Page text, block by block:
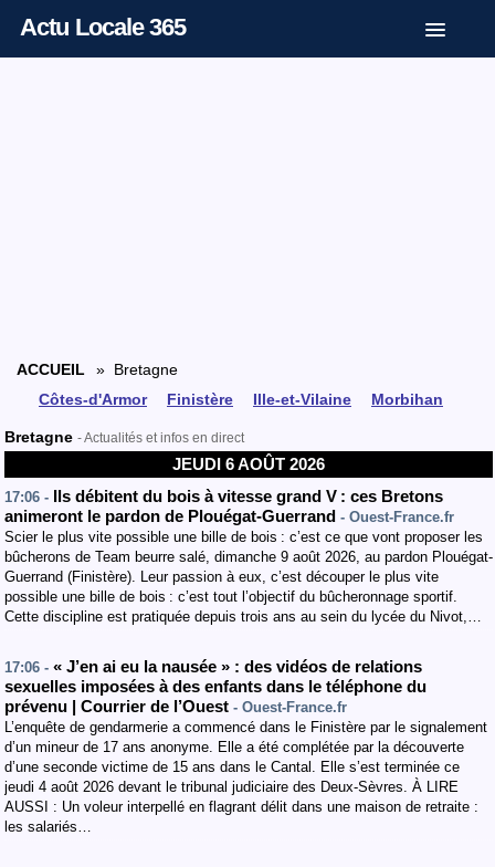
Actu Locale 365
ACCUEIL
» Bretagne
Côtes-d'Armor
Finistère Ille-et-Vilaine Morbihan
Bretagne - Actualités et infos en direct
JEUDI 6 AOÛT 2026
17:06 -
Ils débitent du bois à vitesse grand V : ces Bretons
animeront le pardon de Plouégat-Guerrand - Ouest-France.fr
Scier le plus vite possible une bille de bois : c’est ce que vont proposer les
bûcherons de Team beurre salé, dimanche 9 août 2026, au pardon Plouégat-
Guerrand (Finistère). Leur passion à eux, c’est découper le plus vite
possible une bille de bois : c’est tout l’objectif du bûcheronnage sportif.
Cette discipline est pratiquée depuis trois ans au sein du lycée du Nivot,…
17:06 - « J’en ai eu la nausée » : des vidéos de relations
sexuelles imposées à des enfants dans le téléphone du
prévenu | Courrier de l’Ouest - Ouest-France.fr
L’enquête de gendarmerie a commencé dans le Finistère par le signalement
d’un mineur de 17 ans anonyme. Elle a été complétée par la découverte
d’une seconde victime de 15 ans dans le Cantal. Elle s’est terminée ce
jeudi 4 août 2026 devant le tribunal judiciaire des Deux-Sèvres. À LIRE
AUSSI : Un voleur interpellé en flagrant délit dans une maison de retraite :
les salariés…